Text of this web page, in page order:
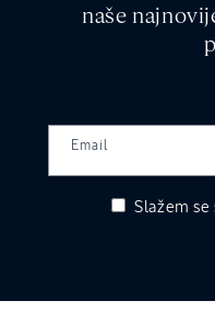
naše
Email
Slažem se